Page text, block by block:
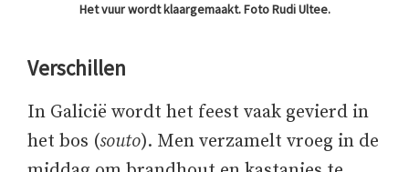
Het vuur wordt klaargemaakt. Foto Rudi Ultee.
Verschillen
In Galicië wordt het feest vaak gevierd in
het bos (souto). Men verzamelt vroeg in de